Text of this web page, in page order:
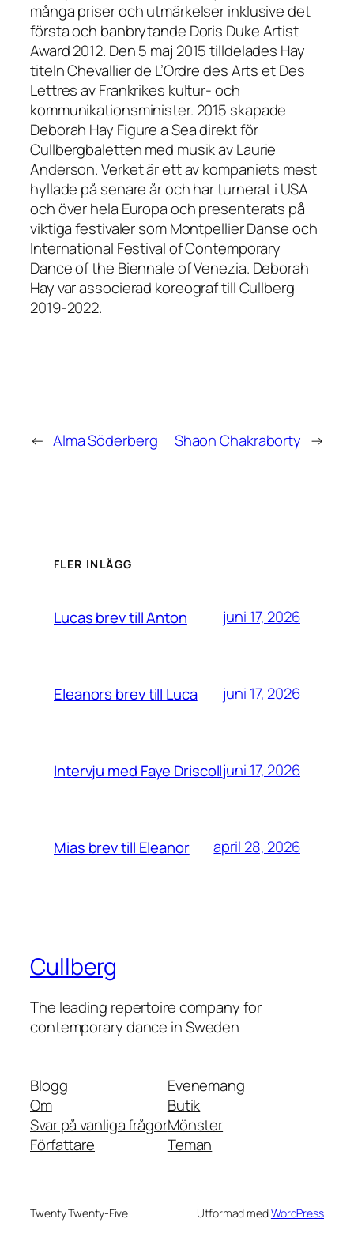
många priser och utmärkelser inklusive det
första och banbrytande Doris Duke Artist
Award 2012. Den 5 maj 2015 tilldelades Hay
titeln Chevallier de L’Ordre des Arts et Des
Lettres av Frankrikes kultur- och
kommunikationsminister. 2015 skapade
Deborah Hay Figure a Sea direkt för
Cullbergbaletten med musik av Laurie
Anderson. Verket är ett av kompaniets mest
hyllade på senare år och har turnerat i USA
och över hela Europa och presenterats på
viktiga festivaler som Montpellier Danse och
International Festival of Contemporary
Dance of the Biennale of Venezia. Deborah
Hay var associerad koreograf till Cullberg
2019-2022.
← Alma Söderberg Shaon Chakraborty →
FLER INLÄGG
Lucas brev till Anton juni 17, 2026
Eleanors brev till Luca juni 17, 2026
Intervju med Faye Driscolljuni 17, 2026
Mias brev till Eleanor april 28, 2026
Cullberg
The leading repertoire company for
contemporary dance in Sweden
Blogg
Om
Svar på vanliga frågor
Författare
Evenemang
Butik
Mönster
Teman
Twenty Twenty-Five Utformad medWordPress